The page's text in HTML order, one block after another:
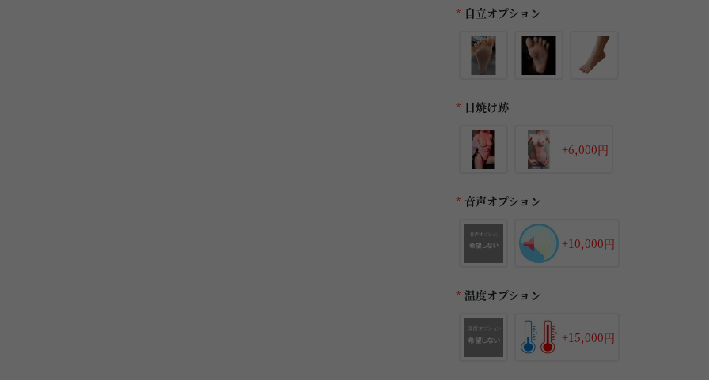
* 自立オプション
* 日焼け跡
+6,000円
* 音声オプション
+10,000円
* 温度オプション
+15,000円